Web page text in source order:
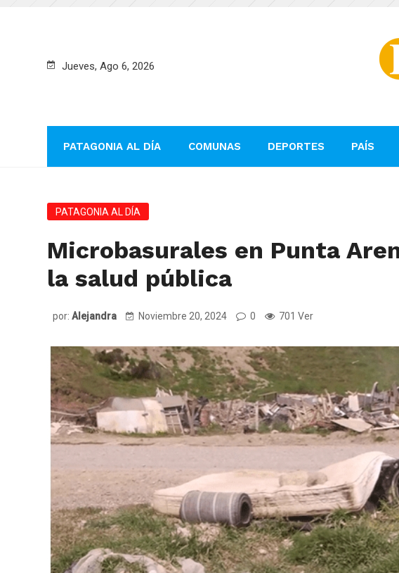
Jueves, Ago 6, 2026
PATAGONIA AL DÍA COMUNAS DEPORTES PAÍS
PATAGONIA AL DÍA
Microbasurales en Punta
la salud pública
por: Alejandra Noviembre 20, 2024 0 701 Ver